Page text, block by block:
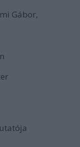
Gábor,